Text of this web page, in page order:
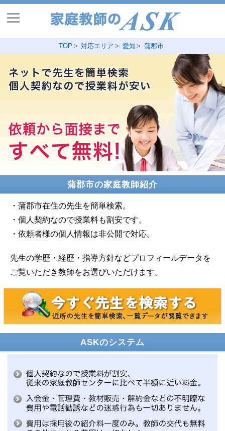
TOP 対応エリア 愛知 蒲郡市
蒲郡市の家庭教師紹介
・蒲郡市在住の先生を簡単検索。
・個人契約なので授業料も割安です。
・依頼者様の個人情報は非公開で対応。
先生の学歴・経歴・指導方針などプロフィールデータを
ご覧いただき教師をお選びいただけます。
ASKのシステム